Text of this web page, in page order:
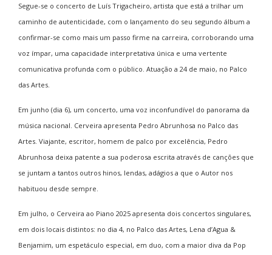
Segue-se o concerto de Luís Trigacheiro, artista que está a trilhar um
caminho de autenticidade, com o lançamento do seu segundo álbum a
confirmar-se como mais um passo firme na carreira, corroborando uma
voz ímpar, uma capacidade interpretativa única e uma vertente
comunicativa profunda com o público. Atuação a 24 de maio, no Palco
das Artes.
Em junho (dia 6), um concerto, uma voz inconfundível do panorama da
música nacional. Cerveira apresenta Pedro Abrunhosa no Palco das
Artes. Viajante, escritor, homem de palco por excelência, Pedro
Abrunhosa deixa patente a sua poderosa escrita através de canções que
se juntam a tantos outros hinos, lendas, adágios a que o Autor nos
habituou desde sempre.
Em julho, o Cerveira ao Piano 2025 apresenta dois concertos singulares,
em dois locais distintos: no dia 4, no Palco das Artes, Lena d’Agua &
Benjamim, um espetáculo especial, em duo, com a maior diva da Pop